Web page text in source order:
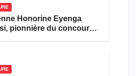
Honorine Eyenga
pionnière du concours